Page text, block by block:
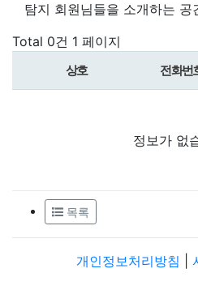
탐지 회원님들을 소개하는 공
Total 0건 1 페이지
상호 전화번
정보가 없
목록
개인정보처리방침